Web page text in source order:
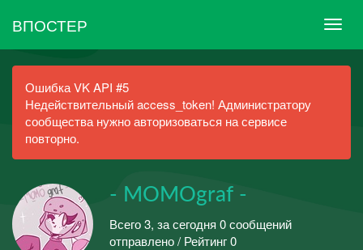
ВПОСТЕР
Ошибка VK API #5
Недействительный access_token! Администратору
сообщества нужно авторизоваться на сервисе
повторно.
- MOMOgraf -
Всего 3, за сегодня 0 сообщений
отправлено / Рейтинг 0